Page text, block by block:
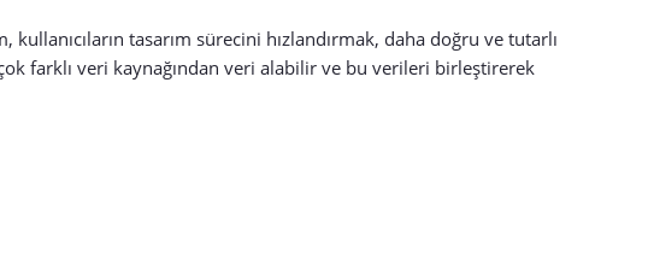
tasarım sürecini hızlandırmak, daha doğru ve tutarlı
farklı veri kaynağından veri alabilir ve bu verileri birleştirerek